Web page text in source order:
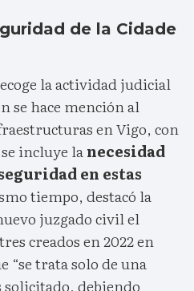
de la Cidade
la actividad judicial
se hace mención al
en Vigo, con
incluye lanecesidad
en estas
tiempo, destacó la
juzgado civil el
creados en 2022 en
“se trata solo de una
solicitado, debiendo